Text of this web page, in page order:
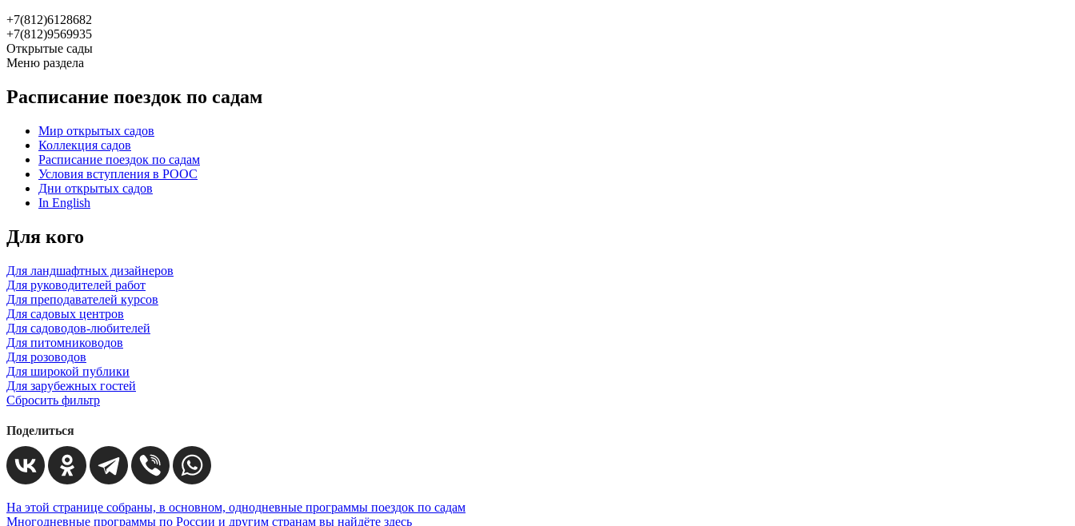
+7(812)6128682
+7(812)9569935
Открытые сады
Меню раздела
Расписание поездок по садам
Мир открытых садов
Коллекция садов
Расписание поездок по садам
Условия вступления в РООС
Дни открытых садов
In English
Для кого
Для ландшафтных дизайнеров
Для руководителей работ
Для преподавателей курсов
Для садовых центров
Для садоводов-любителей
Для питомниководов
Для розоводов
Для широкой публики
Для зарубежных гостей
Сбросить фильтр
Поделиться
На этой странице собраны, в основном, однодневные программы поездок по садам
Многодневные программы по России и другим странам вы найдёте здесь